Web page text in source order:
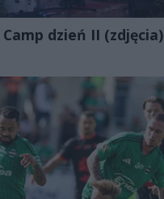
dzień II (zdjęcia)